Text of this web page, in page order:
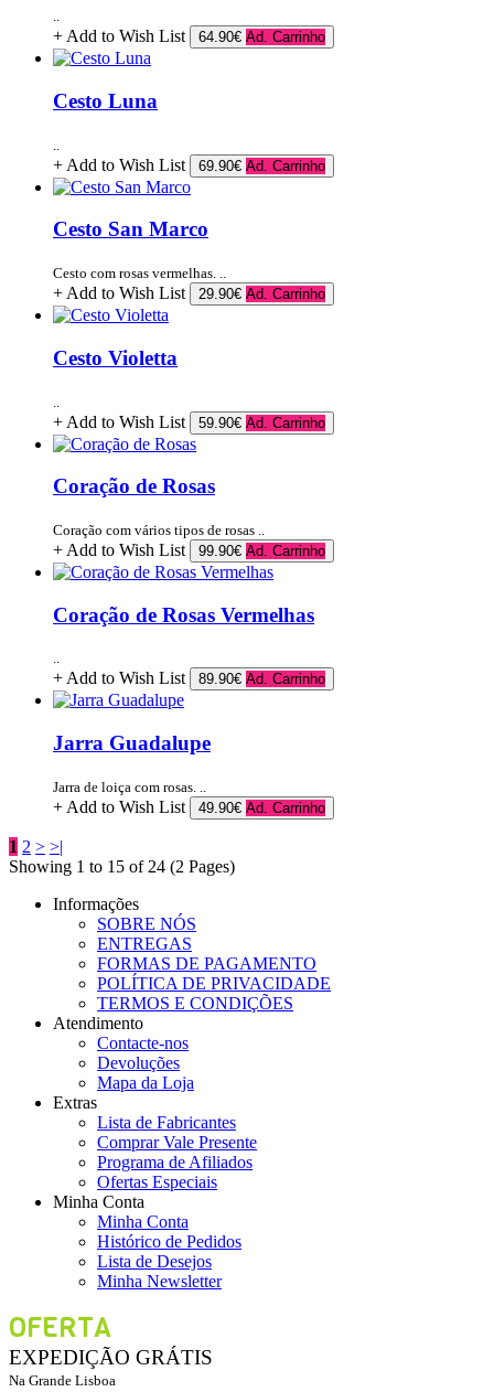
..
+ Add to Wish List 64.90€ Ad. Carrinho
Cesto Luna
+ Add to Wish List 69.90€ Ad. Carrinho
Cesto San Marco
Cesto com rosas vermelhas. ..
+ Add to Wish List 29.90€ Ad. Carrinho
Cesto Violetta
+ Add to Wish List 59.90€ Ad. Carrinho
Coração de Rosas
Coração com vários tipos de rosas ..
+ Add to Wish List 99.90€ Ad. Carrinho
Coração de Rosas Vermelhas
..
+ Add to Wish List 89.90€ Ad. Carrinho
Jarra Guadalupe
Jarra de loiça com rosas. ..
+ Add to Wish List 49.90€ Ad. Carrinho
1 2 > >|
Showing 1 to 15 of 24 (2 Pages)
Informações
SOBRE NÓS
ENTREGAS
FORMAS DE PAGAMENTO
POLÍTICA DE PRIVACIDADE
TERMOS E CONDIÇÕES
Atendimento
Contacte-nos
Devoluções
Mapa da Loja
Extras
Lista de Fabricantes
Comprar Vale Presente
Programa de Afiliados
Ofertas Especiais
Minha Conta
Minha Conta
Histórico de Pedidos
Lista de Desejos
Minha Newsletter
OFERTA
EXPEDIÇÃO GRÁTIS
Na Grande Lisboa